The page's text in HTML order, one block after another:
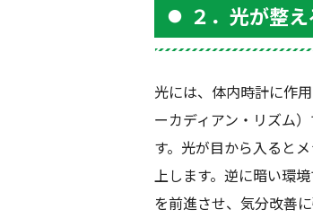
２．光が整
光には、体内時計に作
ーカディアン・リズム
す。光が目から入ると
上します。逆に暗い環
を前進させ、気分改善